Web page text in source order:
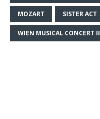
MOZART SISTER ACT
WIEN MUSICAL CONCERT II